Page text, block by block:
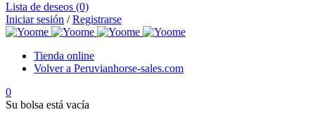
Lista de deseos (0)
Iniciar sesión /Registrarse
Tienda online
Volver a Peruvianhorse-sales.com
0
Su bolsa está vacía